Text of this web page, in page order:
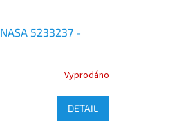
5233237 -
Vyprodáno
DETAIL